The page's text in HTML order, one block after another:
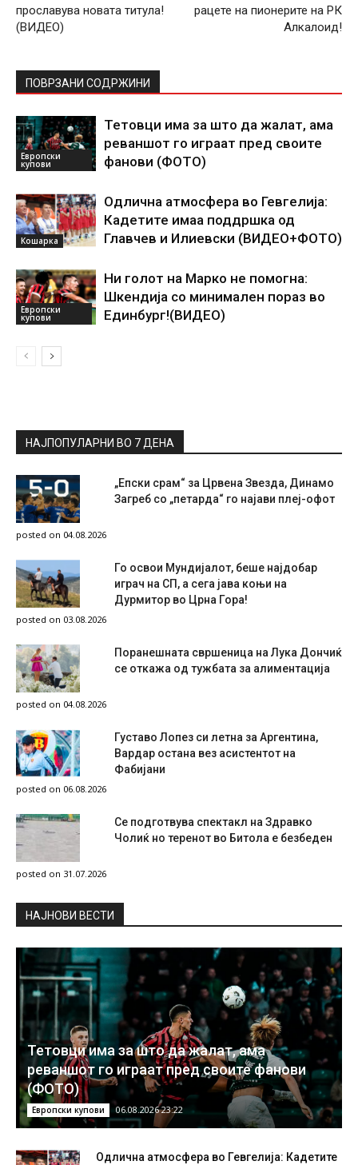
прославува новата титула!
(ВИДЕО)
рацете на пионерите на РК
Алкалоид!
ПОВРЗАНИ СОДРЖИНИ
Европски
купови
Тетовци има за што да жалат, ама
реваншот го играат пред своите
фанови (ФОТО)
Кошарка
Одлична атмосфера во Гевгелија:
Кадетите имаа поддршка од
Главчев и Илиевски (ВИДЕО+ФОТО)
Европски
купови
Ни голот на Марко не помогна:
Шкендија со минимален пораз во
Единбург!(ВИДЕО)
НАЈПОПУЛАРНИ ВО 7 ДЕНА
„Епски срам“ за Црвена Звезда, Динамо
Загреб со „петарда“ го најави плеј-офот
posted on 04.08.2026
Го освои Мундијалот, беше најдобар
играч на СП, а сега јава коњи на
Дурмитор во Црна Гора!
posted on 03.08.2026
Поранешната свршеница на Лука Дончиќ
се откажа од тужбата за алиментација
posted on 04.08.2026
Густаво Лопез си летна за Аргентина,
Вардар остана вез асистентот на
Фабијани
posted on 06.08.2026
Се подготвува спектакл на Здравко
Чолиќ но теренот во Битола е безбеден
posted on 31.07.2026
НAЈНОВИ ВЕСТИ
Тетовци има за што да жалат, ама
реваншот го играат пред своите фанови
(ФОТО)
Европски купови 06.08.2026 23:22
Одлична атмосфера во Гевгелија: Кадетите